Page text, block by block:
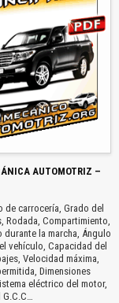
AUTOMOTRIZ –
de carrocería, Grado del
Compartimiento,
la marcha, Ángulo
vehículo, Capacidad del
Velocidad máxima,
Dimensiones
eléctrico del motor,